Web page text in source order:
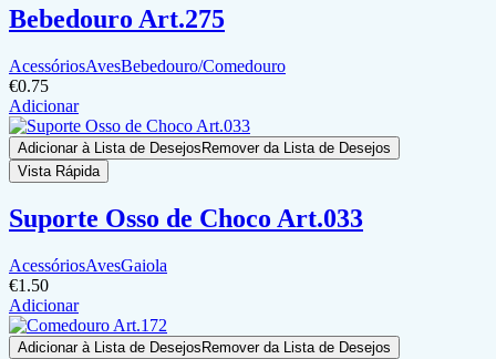
Bebedouro Art.275
AcessóriosAvesBebedouro/Comedouro
€0.75
Adicionar
Adicionar à Lista de DesejosRemover da Lista de Desejos
Vista Rápida
Suporte Osso de Choco Art.033
AcessóriosAvesGaiola
€1.50
Adicionar
Adicionar à Lista de Desejos Remover da Lista de Desejos